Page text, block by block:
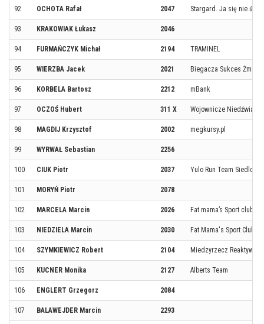
92 OCHOTA Rafał 2047 Stargard. Ja się nie
93 KRAKOWIAK Łukasz 2046
94 FURMAŃCZYK Michał 2194 TRAMINEL
95 WIERZBA Jacek 2021 Biegacza Sukces
96 KORBELA Bartosz 2212 mBank
97 OCZOŚ Hubert 311 X Wojownicze Niedźwiadki
98 MAGDIJ Krzysztof 2002 megkursy.pl
99 WYRWAŁ Sebastian 2256
100 CIUK Piotr 2037 Yulo Run Team Siedlce
101 MORYŃ Piotr 2078
102 MARCELA Marcin 2026 Fat mama’s Sport club
103 NIEDZIELA Marcin 2030 Fat Mama's Sport Club
104 SZYMKIEWICZ Robert 2104 Miedzyrzecz
105 KUCNER Monika 2127 Alberts Team
106 ENGLERT Grzegorz 2084
107 BALAWEJDER Marcin 2293